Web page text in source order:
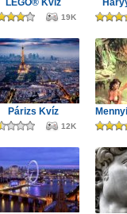
LEGO® Kvíz
19K
Párizs Kvíz
12K